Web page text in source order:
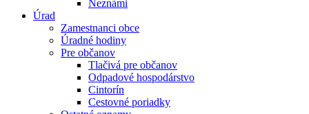
Neznámi
Úrad
Zamestnanci obce
Úradné hodiny
Pre občanov
Tlačivá pre občanov
Odpadové hospodárstvo
Cintorín
Cestovné poriadky